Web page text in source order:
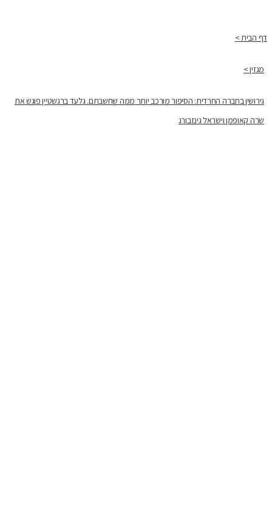
דף הבית >
מגזין >
גירושין בחברה החרדית: הסיפור מורכב יותר ממה שחשבתם. גלעד ברגשטיין פוגש את
שרה קאופמן וישראל גינזבורג